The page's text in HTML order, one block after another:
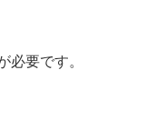
必要です。